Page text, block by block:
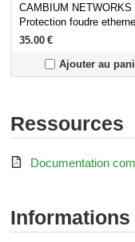
CAMBIUM NETWORKS
Protection foudre
600SSH
35.00 €
Ajouter au
Ressources
 Documentation